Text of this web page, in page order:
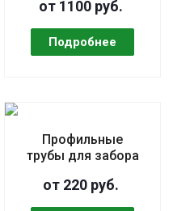
от 1100 руб.
Профильные
трубы для забора
от 220 руб.